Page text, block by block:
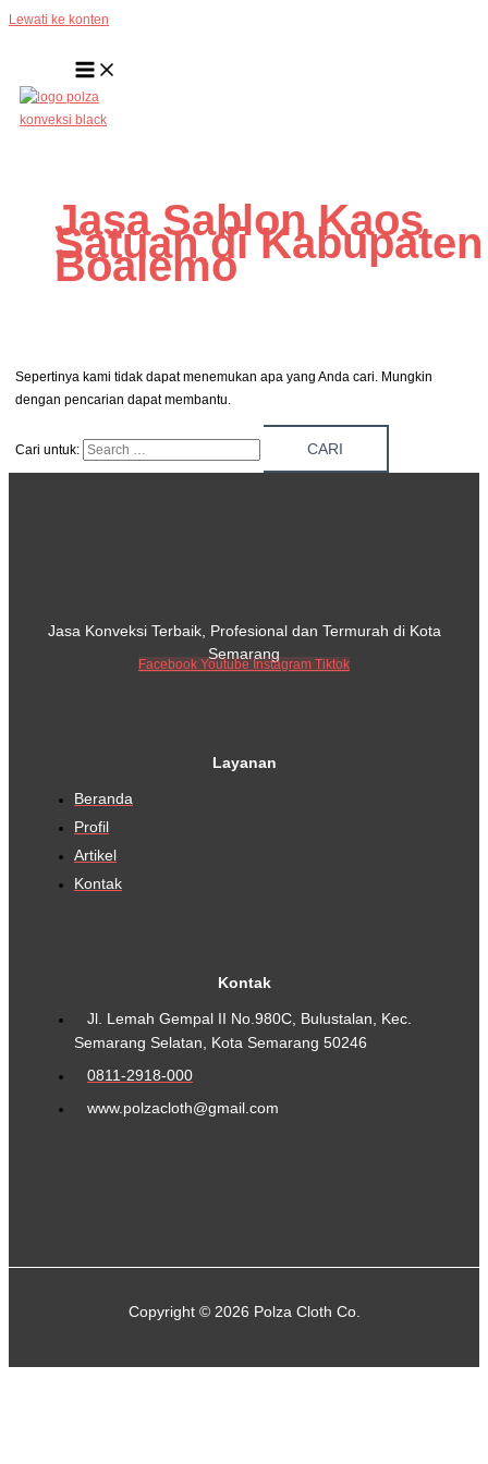
Lewati ke konten
Jasa Sablon Kaos
Satuan di Kabupaten
Boalemo
Sepertinya kami tidak dapat menemukan apa yang Anda cari. Mungkin
dengan pencarian dapat membantu.
Cari untuk:
Jasa Konveksi Terbaik, Profesional dan Termurah di Kota
Semarang
Facebook Youtube Instagram Tiktok
Layanan
Beranda
Profil
Artikel
Kontak
Kontak
Jl. Lemah Gempal II No.980C, Bulustalan, Kec.
Semarang Selatan, Kota Semarang 50246
0811-2918-000
www.polzacloth@gmail.com
Copyright © 2026 Polza Cloth Co.